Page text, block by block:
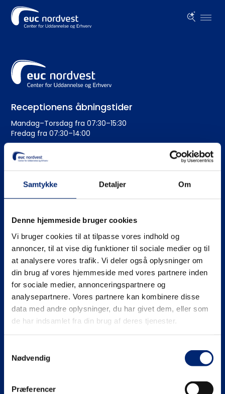
Samtykke Detaljer Om
Denne hjemmeside bruger cookies
Vi bruger cookies til at tilpasse vores indhold og
annoncer, til at vise dig funktioner til sociale medier og til
at analysere vores trafik. Vi deler også oplysninger om
din brug af vores hjemmeside med vores partnere inden
for sociale medier, annonceringspartnere og
analysepartnere. Vores partnere kan kombinere disse
data med andre oplysninger, du har givet dem, eller som
de har indsamlet fra din brug af deres tjenester.
Nødvendig
Præferencer
Receptionens åbningstider
Mandag–Torsdag fra 07:30–15:30
Fredag fra 07:30–14:00
Administration
euc@eucnordvest.dk
CVR nr.: 3930 1016
Se mere på
Gymnasiale uddannelser (HHX | HTX)
HTX
Erhvervsuddannelser (EUD | EUX)
Teknisk
Maritime uddannelser
Kursuscentret.nu